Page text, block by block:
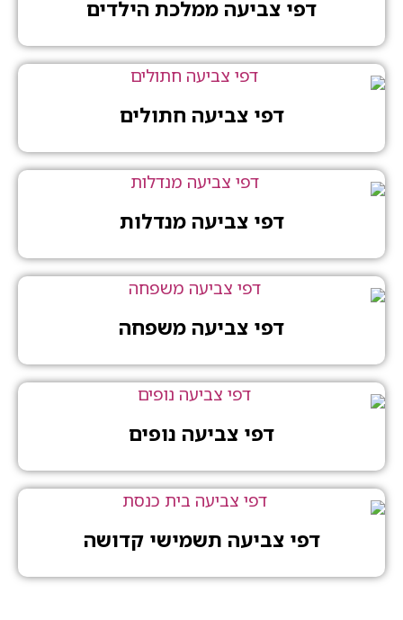
דפי צביעה ממלכת הילדים
דפי צביעה חתולים
דפי צביעה מנדלות
דפי צביעה משפחה
דפי צביעה נופים
דפי צביעה תשמישי קדושה